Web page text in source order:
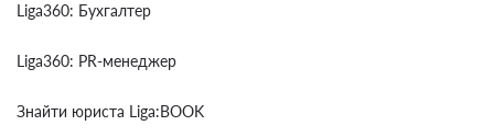
Liga360: Бухгалтер
Liga360: PR-менеджер
Знайти юриста Liga:BOOK